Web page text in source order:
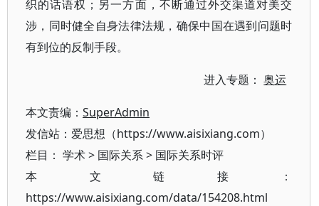
织的话语权；另一方面，不断通过外交渠道对美交
涉，同时健全自身法律法规，确保中国在遇到问题时
有到位的反制手段。
进入专题：奥运
本文责编： SuperAdmin
发信站：爱思想（https://www.aisixiang.com）
栏目： 学术> 国际关系> 国际关系时评
本文链接：
https://www.aisixiang.com/data/154208.html